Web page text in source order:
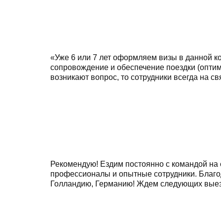
«Уже 6 или 7 лет оформляем визы в данной
сопровождение и обеспечение поездки
возникают вопрос, то сотрудники всегда на
Рекомендую! Ездим постоянно с командой
профессионалы и опытные сотрудники.
Голландию, Германию! Ждем следующих